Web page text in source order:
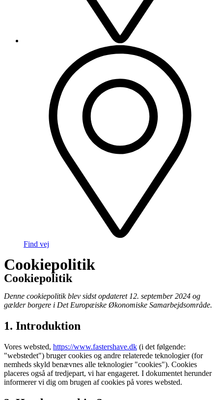
Find vej
Cookiepolitik
Cookiepolitik
Denne cookiepolitik blev sidst opdateret 12. september 2024 og
gælder borgere i Det Europæiske Økonomiske Samarbejdsområde.
1. Introduktion
Vores websted, https://www.fastershave.dk (i det følgende:
"webstedet") bruger cookies og andre relaterede teknologier (for
nemheds skyld benævnes alle teknologier "cookies"). Cookies
placeres også af tredjepart, vi har engageret. I dokumentet herunder
informerer vi dig om brugen af ​​cookies på vores websted.